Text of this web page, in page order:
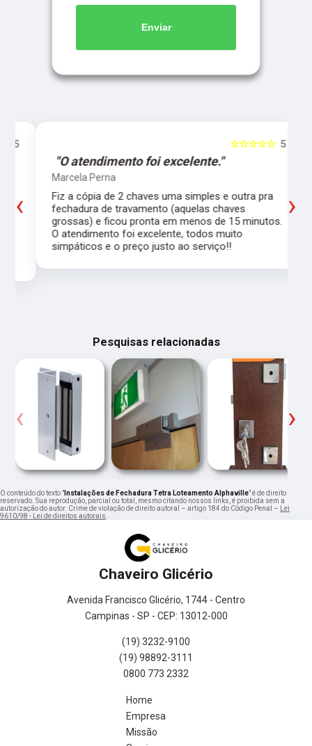
Enviar
5
☆☆☆☆☆
"O atendimento foi excelente."
Marcela Perna
Fiz a cópia de 2 chaves uma simples e outra pra
fechadura de travamento (aquelas chaves
grossas) e ficou pronta em menos de 15 minutos.
O atendimento foi excelente, todos muito
simpáticos e o preço justo ao serviço!!
‹ ›
Pesquisas relacionadas
‹ ›
O conteúdo do texto " Instalações de Fechadura Tetra Loteamento Alphaville" é de direito
reservado. Sua reprodução, parcial ou total, mesmo citando nossos links, é proibida sem a
autorização do autor. Crime de violação de direito autoral – artigo 184 do Código Penal –
Lei
9610/98 - Lei de direitos autorais
Chaveiro Glicério
Avenida Francisco Glicério, 1744 - Centro
Campinas - SP - CEP: 13012-000
(19) 3232-9100
(19) 98892-3111
0800 773 2332
Home
Empresa
Missão